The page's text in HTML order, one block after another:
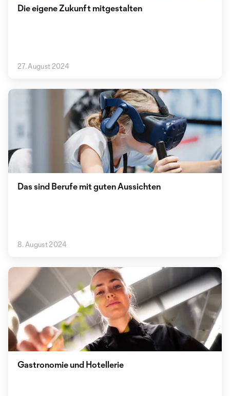
Die eigene Zukunft mitgestalten
27. August 2024
Das sind Berufe mit guten Aussichten
8. August 2024
Gastronomie und Hotellerie